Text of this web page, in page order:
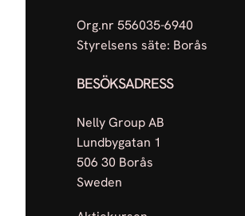
Org.nr 556035-6940
Styrelsens säte: Borås
BESÖKSADRESS
Nelly Group AB
Lundbygatan 1
506 30 Borås
Sweden